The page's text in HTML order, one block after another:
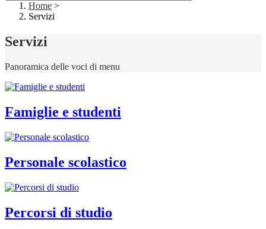
Home >
Servizi
Servizi
Panoramica delle voci di menu
Famiglie e studenti
Personale scolastico
Percorsi di studio